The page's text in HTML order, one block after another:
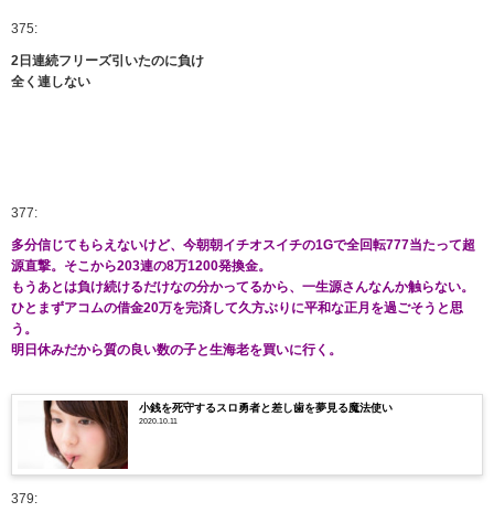
375:
2日連続フリーズ引いたのに負け
全く連しない
377:
多分信じてもらえないけど、今朝朝イチオスイチの1Gで全回転777当たって超
源直撃。そこから203連の8万1200発換金。
もうあとは負け続けるだけなの分かってるから、一生源さんなんか触らない。
ひとまずアコムの借金20万を完済して久方ぶりに平和な正月を過ごそうと思
う。
明日休みだから質の良い数の子と生海老を買いに行く。
小銭を死守するスロ勇者と差し歯を夢見る魔法使い
2020.10.11
379: